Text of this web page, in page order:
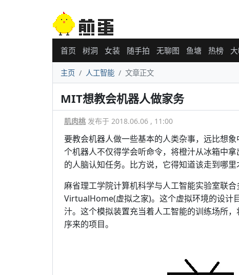
首页 树洞 女装 随手拍 无聊图 鱼塘 热榜
主页 人工智能 文章正文
MIT想教会机器人做家务
肌肉桃 发布于 2018.06.06 , 11:00
要教会机器人做一些基本的人类杂事，远比想
个机器人不仅得学会听命令，将橙汁从冰箱中
的人脑认知任务。比方说，它得知道该走到哪
麻省理工学院计算机科学与人工智能实验室联
VirtualHome(虚拟之家)。这个虚拟环境的设计
汁。这个模拟装置充当着人工智能的训练场所
序来的项目。